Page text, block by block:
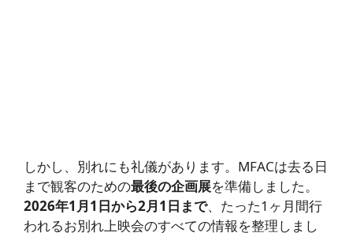
しかし、別れにも礼儀があります。MFACは去る日
まで観客のための最後の企画展を準備しました。
2026年1月1日から2月1日まで、たった1ヶ月間行
われるお別れ上映会のすべての情報を整理しまし